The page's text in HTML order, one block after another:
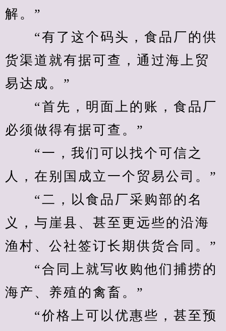
解。”
“有了这个码头，食品厂的供
货渠道就有据可查，通过海上贸
易达成。”
“首先，明面上的账，食品厂
必须做得有据可查。”
“一，我们可以找个可信之
人，在别国成立一个贸易公司。”
“二，以食品厂采购部的名
义，与崖县、甚至更远些的沿海
渔村、公社签订长期供货合同。”
“合同上就写收购他们捕捞的
海产、养殖的禽畜。”
“价格上可以优惠些，甚至预